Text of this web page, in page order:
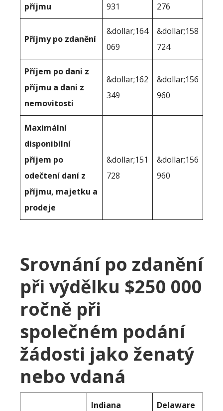
příjmu
931
276
Příjmy po zdanění
&dollar;164
069
&dollar;158
724
Příjem po dani z
příjmu a dani z
nemovitosti
&dollar;162
349
&dollar;156
960
Maximální
disponibilní
příjem po
odečtení daní z
příjmu, majetku a
prodeje
&dollar;151
728
&dollar;156
960
Srovnání po zdanění
při výdělku $250 000
ročně při
společném podání
žádosti jako ženatý
nebo vdaná
Indiana Delaware